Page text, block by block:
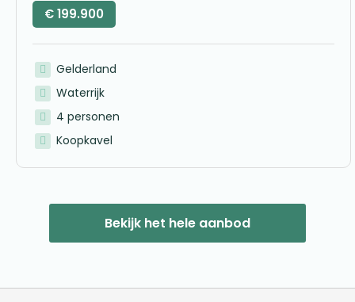
€199.900
Gelderland
Waterrijk
4 personen
Koopkavel
Bekijk het hele aanbod